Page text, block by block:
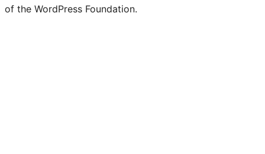
of the WordPress Foundation.